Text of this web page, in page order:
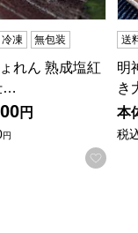
登録する
冷凍 無包装
れん 熟成塩紅
…
円
円
お気
送
明
き
本
税